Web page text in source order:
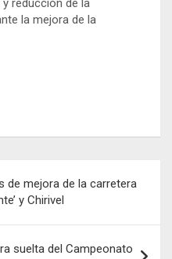
reducción de la
la mejora de la
de mejora de la carretera
y Chirivel
suelta del Campeonato